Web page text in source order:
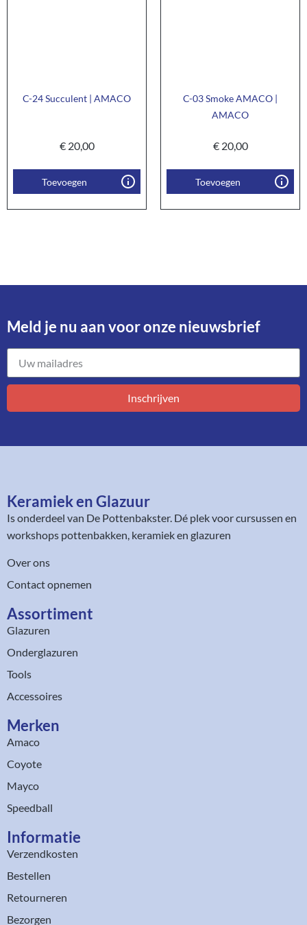
C-24 Succulent | AMACO
€20,00
Toevoegen
C-03 Smoke AMACO |
AMACO
€20,00
Toevoegen
Meld je nu aan voor onze nieuwsbrief​
Inschrijven
Keramiek en Glazuur​
Is onderdeel van De Pottenbakster. Dé plek voor cursussen en
workshops pottenbakken, keramiek en glazuren
Over ons
Contact opnemen
Assortiment​
Glazuren
Onderglazuren
Tools
Accessoires
Merken
Amaco
Coyote
Mayco
Speedball
Informatie
Verzendkosten
Bestellen
Retourneren
Bezorgen